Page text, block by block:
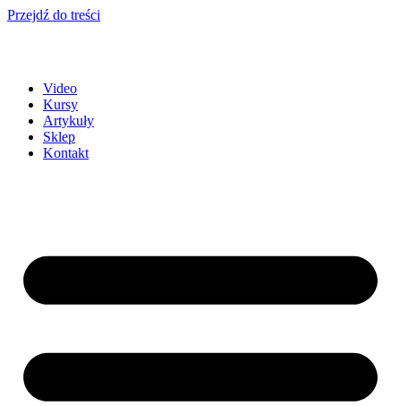
Przejdź do treści
Video
Kursy
Artykuły
Sklep
Kontakt